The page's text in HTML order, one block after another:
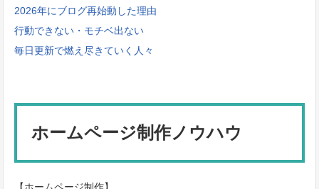
2026年にブログ再始動した理由
行動できない・モチベ出ない
毎日更新で燃え尽きていく人々
ホームページ制作ノウハウ